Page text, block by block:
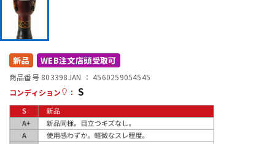
配信/ライブ機器
中古 ヴィンテージ
新品 WEB注文店頭受取可
商品番号 803398JAN ： 4560259054545
コンディション
： S